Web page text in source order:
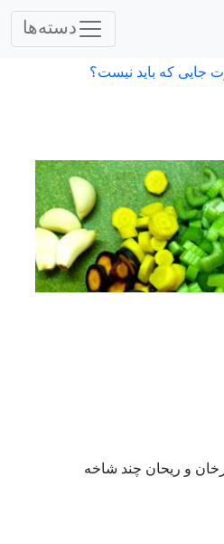
دسته‌ها
جایی که باید نیست؟
و ریحان چند شاخه